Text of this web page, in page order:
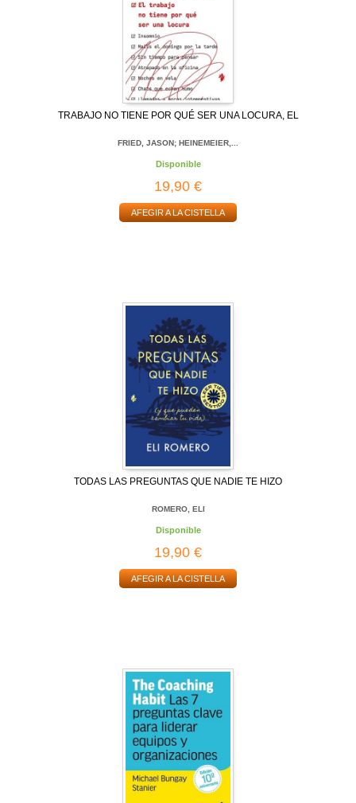
TRABAJO NO TIENE POR QUÉ SER UNA LOCURA, EL
FRIED, JASON; HEINEMEIER,...
Disponible
19,90 €
AFEGIR A LA CISTELLA
TODAS LAS PREGUNTAS QUE NADIE TE HIZO
ROMERO, ELI
Disponible
19,90 €
AFEGIR A LA CISTELLA